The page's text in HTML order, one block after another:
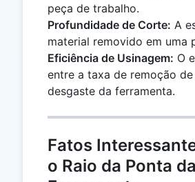
peça de trabalho.
Profundidade de Corte: A
material removido em uma
Eficiência de Usinagem: O
entre a taxa de remoção
desgaste da ferramenta.
Fatos
o Raio da Ponta da